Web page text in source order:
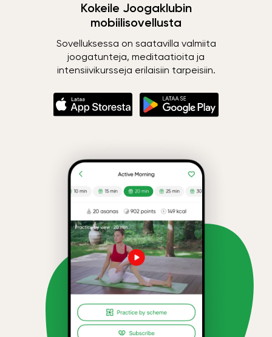
Kokeile Joogaklubin
mobiilisovellusta
Sovelluksessa on saatavilla valmiita
joogatunteja, meditaatioita ja
intensiivikursseja erilaisiin tarpeisiin.